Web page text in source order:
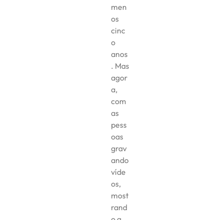
men
os
cinc
o
anos
. Mas
agor
a,
com
as
pess
oas
grav
ando
víde
os,
most
rand